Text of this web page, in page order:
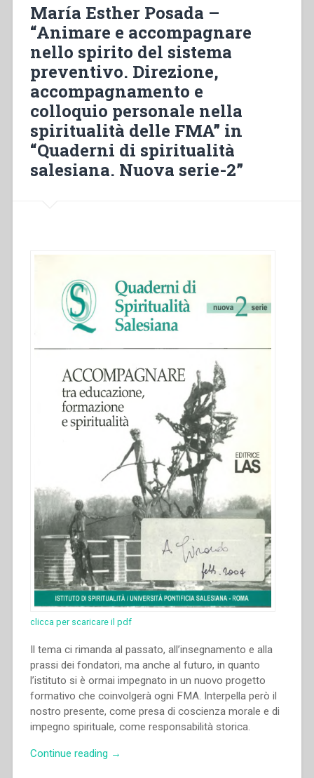
Approccio
psicologico”
in
“Quaderni
di
spiritualità
salesiana.
Nuova
serie-
2””
María Esther Posada –
“Animare e accompagnare
nello spirito del sistema
preventivo. Direzione,
accompagnamento e
colloquio personale nella
spiritualità delle FMA” in
“Quaderni di spiritualità
salesiana. Nuova serie-2”
clicca per scaricare il pdf
Il tema ci rimanda al passato, all’insegnamento e alla
prassi dei fondatori, ma anche al futuro, in quanto
l’istituto si è ormai impegnato in un nuovo progetto
formativo che coinvolgerà ogni FMA. Interpella però il
nostro presente, come presa di coscienza morale e di
impegno spirituale, come responsabilità storica.
Continue reading “María
→